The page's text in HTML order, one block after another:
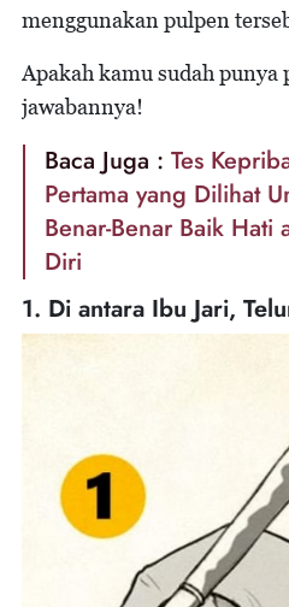
menggunakan pulpen
Apakah kamu sudah
jawabannya!
Baca Juga : Tes
Pertama yang Dilihat
Benar-Benar Baik Hati
Diri
1. Di antara Ibu Jari,